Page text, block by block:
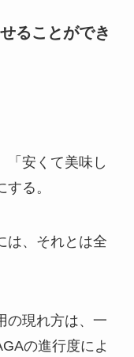
ることができ
「安くて美味し
る。
は、それとは全
の現れ方は、一
の進行度によ